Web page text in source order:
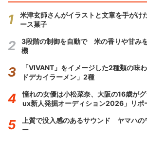
米津玄師さんがイラストと文章を手がけ
ース菓子
3段階の制御を自動で 米の香りや甘み
機
「VIVANT」をイメージした2種類の
ドデカイラーメン」2種
憧れの女優は小松菜奈、大阪の16歳が
ux新人発掘オーディション2026」リポ
上質で没入感のあるサウンド ヤマハの
ー